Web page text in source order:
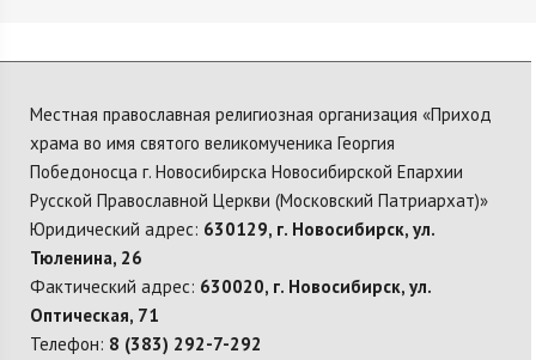
Местная православная религиозная организация «Приход
храма во имя святого великомученика Георгия
Победоносца г. Новосибирска Новосибирской Епархии
Русской Православной Церкви (Московский Патриархат)»
Юридический адрес: 630129, г. Новосибирск, ул.
Тюленина, 26
Фактический адрес: 630020, г. Новосибирск, ул.
Оптическая, 71
Телефон: 8 (383) 292-7-292